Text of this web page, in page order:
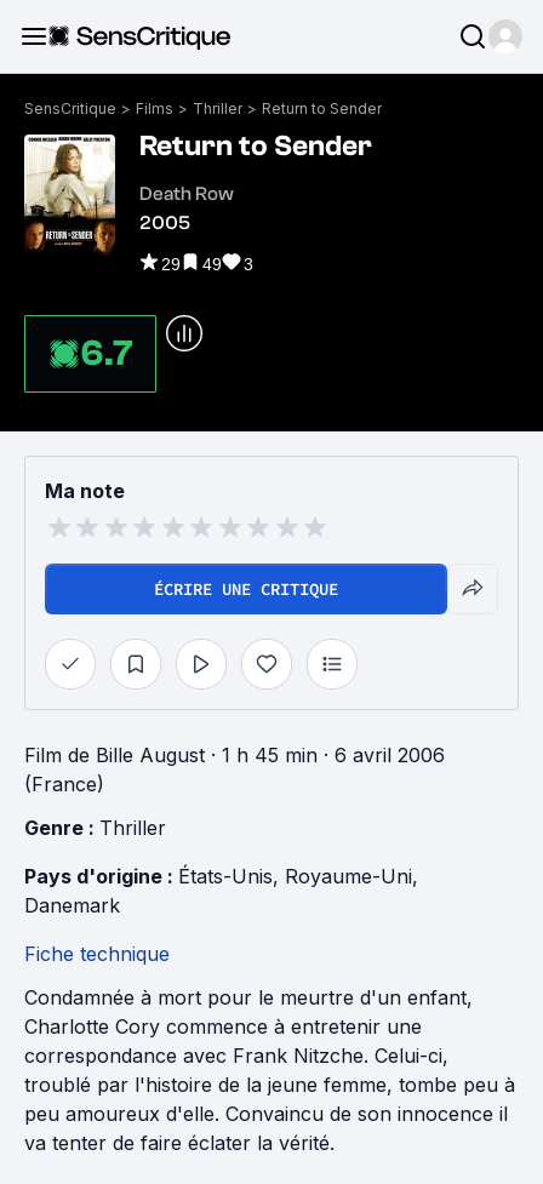
SensCritique > Films > Thriller > Return to Sender
Return to Sender
Death Row
2005
29 49 3
6.7
Ma note
ÉCRIRE UNE CRITIQUE
Film de Bille August · 1 h 45 min · 6 avril 2006
(France)
Genre : Thriller
Pays d'origine : États-Unis, Royaume-Uni,
Danemark
Fiche technique
Condamnée à mort pour le meurtre d'un enfant,
Charlotte Cory commence à entretenir une
correspondance avec Frank Nitzche. Celui-ci,
troublé par l'histoire de la jeune femme, tombe peu à
peu amoureux d'elle. Convaincu de son innocence il
va tenter de faire éclater la vérité.